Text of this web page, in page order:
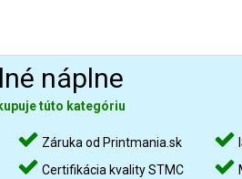
náplne
túto kategóriu
Záruka od Printmania.sk
Certifikácia kvality STMC